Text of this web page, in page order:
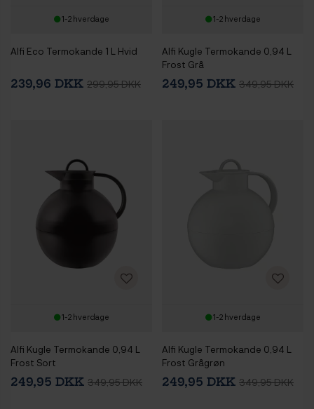
1-2 hverdage
Alfi Eco Termokande 1 L Hvid
239,96 DKK 299,95 DKK
1-2 hverdage
Alfi Kugle Termokande 0,94 L
Frost Grå
249,95 DKK 349,95 DKK
1-2 hverdage
Alfi Kugle Termokande 0,94 L
Frost Sort
249,95 DKK 349,95 DKK
1-2 hverdage
Alfi Kugle Termokande 0,94 L
Frost Grågrøn
249,95 DKK 349,95 DKK